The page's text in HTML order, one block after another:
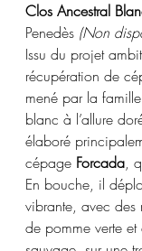
Clos Ancestral
Penedès (Non
Issu du projet
récupération de
mené par la famille
blanc à l’allure
élaboré
cépage Forcada,
En bouche, il
vibrante, avec des
de pomme verte